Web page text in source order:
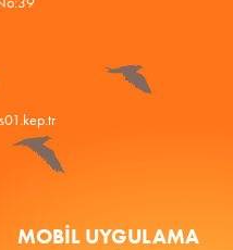
MOBIL UYGULAMA